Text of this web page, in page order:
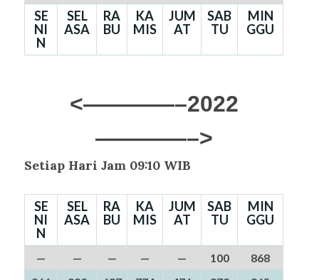
SE
NI
N
SEL
ASA
RA
BU
KA
MIS
JUM
AT
SAB
TU
MIN
GGU
<————–2022
————–>
Setiap Hari Jam 09:10 WIB
SE
NI
N
SEL
ASA
RA
BU
KA
MIS
JUM
AT
SAB
TU
MIN
GGU
— — — — — 100
868